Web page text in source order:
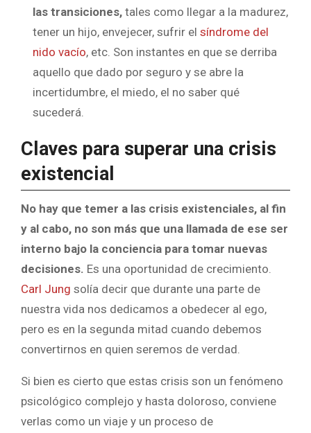
las transiciones, tales como llegar a la madurez,
tener un hijo, envejecer, sufrir el síndrome del
nido vacío, etc. Son instantes en que se derriba
aquello que dado por seguro y se abre la
incertidumbre, el miedo, el no saber qué
sucederá.
Claves para superar una crisis
existencial
No hay que temer a las crisis existenciales, al fin
y al cabo, no son más que una llamada de ese ser
interno bajo la conciencia para tomar nuevas
decisiones. Es una oportunidad de crecimiento.
Carl Jung solía decir que durante una parte de
nuestra vida nos dedicamos a obedecer al ego,
pero es en la segunda mitad cuando debemos
convertirnos en quien seremos de verdad.
Si bien es cierto que estas crisis son un fenómeno
psicológico complejo y hasta doloroso, conviene
verlas como un viaje y un proceso de